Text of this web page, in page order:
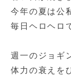
今年の夏は公
毎日ヘロヘロ
週一のジョギ
体力の衰えを